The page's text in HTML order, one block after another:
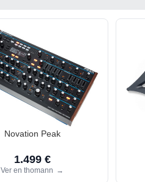
Novation Peak
1.499 €
Ver en thomann →